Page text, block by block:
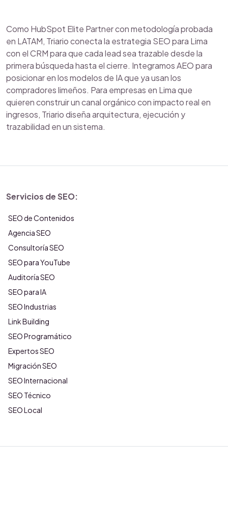
Como HubSpot Elite Partner con metodología probada
en LATAM, Triario conecta la estrategia SEO para Lima
con el CRM para que cada lead sea trazable desde la
primera búsqueda hasta el cierre. Integramos AEO para
posicionar en los modelos de IA que ya usan los
compradores limeños. Para empresas en Lima que
quieren construir un canal orgánico con impacto real en
ingresos, Triario diseña arquitectura, ejecución y
trazabilidad en un sistema.
Servicios de SEO:
SEO de Contenidos
Agencia SEO
Consultoría SEO
SEO para YouTube
Auditoría SEO
SEO para IA
SEO Industrias
Link Building
SEO Programático
Expertos SEO
Migración SEO
SEO Internacional
SEO Técnico
SEO Local